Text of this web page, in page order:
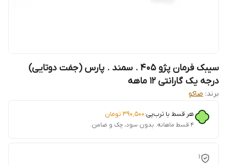
سیبک فرمان پژو 405 . سمند . پارس (جفت دوتایی)
درجه یک گارانتی 12 ماهه
برند: صاکو
هر قسط با ترب‌پی:۳۹۰٬۵۰۰ تومان
۴ قسط ماهانه. بدون سود، چک و ضامن.
1